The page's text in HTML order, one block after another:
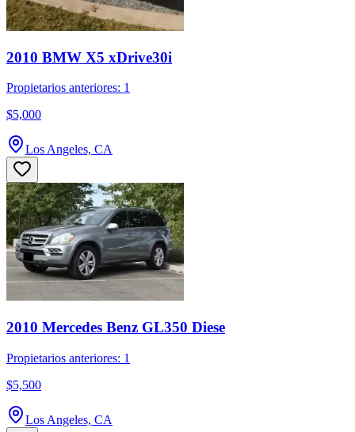
2010 BMW X5 xDrive30i
Propietarios anteriores: 1
$5,000
Los Angeles, CA
2010 Mercedes Benz GL350 Diese
Propietarios anteriores: 1
$5,500
Los Angeles, CA